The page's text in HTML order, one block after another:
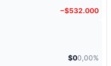
−$532.000
$00,00%